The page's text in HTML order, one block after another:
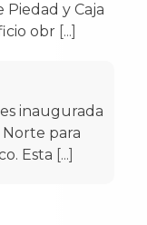
y Caja
obr [...]
inaugurada
Norte para
Esta [...]